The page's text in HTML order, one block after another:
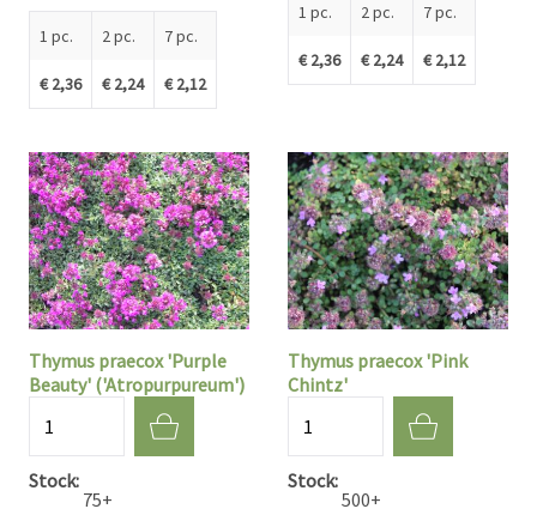
1 pc.
€ 2,36
2 pc.
€ 2,24
7 pc.
€ 2,12
1 pc.
€ 2,36
2 pc.
€ 2,24
7 pc.
€ 2,12
Thymus praecox 'Purple
Beauty' ('Atropurpureum')
Stock
75+
Thymus praecox 'Pink
Chintz'
Stock
500+